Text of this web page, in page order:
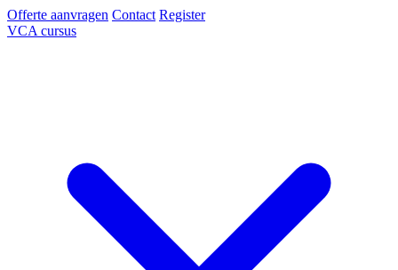
Offerte aanvragen Contact Register
VCA cursus